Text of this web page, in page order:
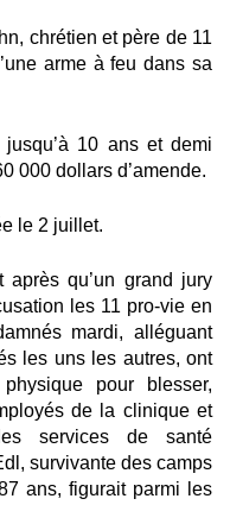
chrétien et père de 11
arme à feu dans sa
10 ans et demi
000 dollars d’amende.
le 2 juillet.
après qu’un grand jury
les 11 pro-vie en
mardi, alléguant
les uns les autres, ont
pour blesser,
de la clinique et
services de santé
survivante des camps
ans, figurait parmi les